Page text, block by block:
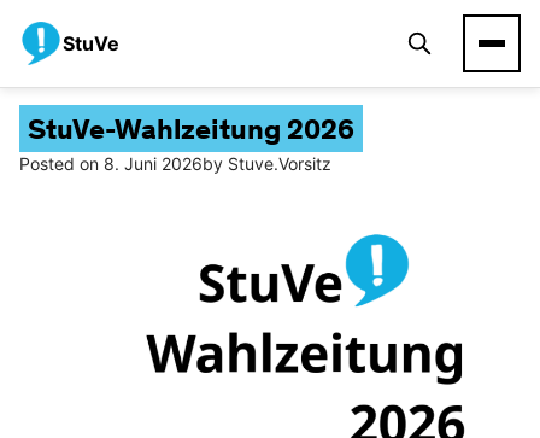
StuVe
StuVe-Wahlzeitung 2026
Posted on 8. Juni 2026by Stuve.vorsitz